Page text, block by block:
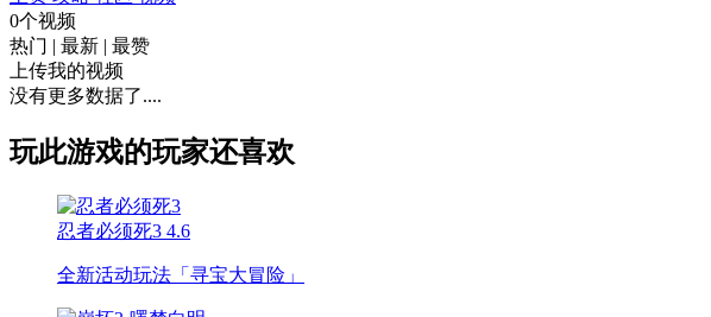
0个视频
热门 | 最新 | 最赞
上传我的视频
没有更多数据了....
玩此游戏的玩家还喜欢
忍者必须死3 4.6
全新活动玩法「寻宝大冒险」